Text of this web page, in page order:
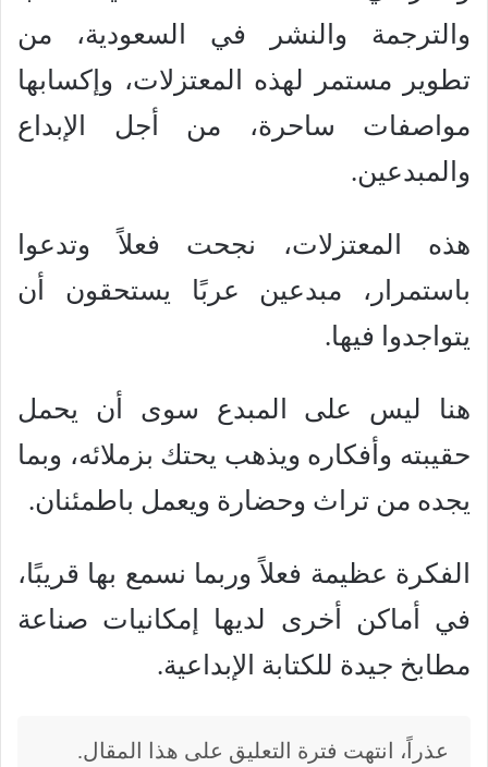
والترجمة والنشر في السعودية، من
تطوير مستمر لهذه المعتزلات، وإكسابها
مواصفات ساحرة، من أجل الإبداع
والمبدعين.
هذه المعتزلات، نجحت فعلاً وتدعوا
باستمرار، مبدعين عربًا يستحقون أن
يتواجدوا فيها.
هنا ليس على المبدع سوى أن يحمل
حقيبته وأفكاره ويذهب يحتك بزملائه، وبما
يجده من تراث وحضارة ويعمل باطمئنان.
الفكرة عظيمة فعلاً وربما نسمع بها قريبًا،
في أماكن أخرى لديها إمكانيات صناعة
مطابخ جيدة للكتابة الإبداعية.
عذراً، انتهت فترة التعليق على هذا المقال.